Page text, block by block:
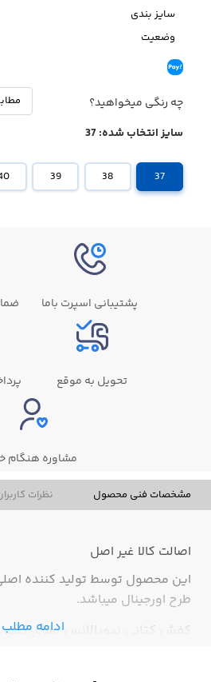
سایز بندی
وضعیت
چه رنگی میخواهید؟
سایز انتخاب شده:37
37
38
39
پشتیبانی اسپرت باما
تحویل به موقع
مشاوره هنگام
مشخصات فنی محصول نظرات
اصالت کالا غیر اصل
این محصول توسط تولید کننده
طرح اورجینال میباشد.
ادامه مطلب